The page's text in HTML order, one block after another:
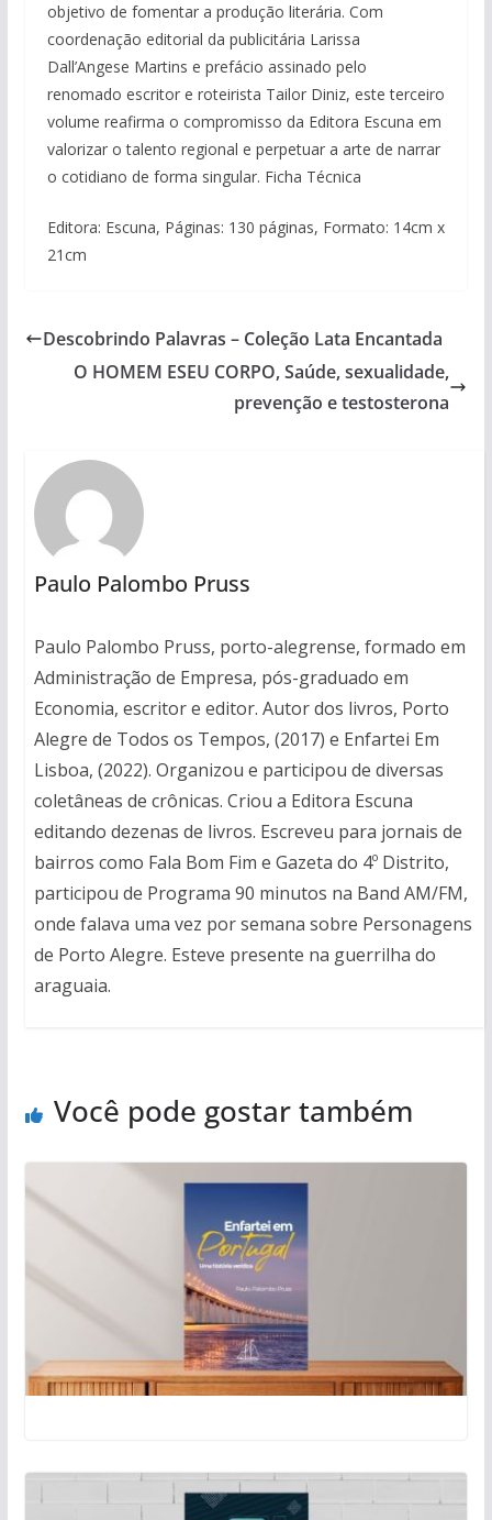
objetivo de fomentar a produção literária. Com
coordenação editorial da publicitária Larissa
Dall’Angese Martins e prefácio assinado pelo
renomado escritor e roteirista Tailor Diniz, este terceiro
volume reafirma o compromisso da Editora Escuna em
valorizar o talento regional e perpetuar a arte de narrar
o cotidiano de forma singular. Ficha Técnica
Editora: Escuna, Páginas: 130 páginas, Formato: 14cm x
21cm
Descobrindo Palavras – Coleção Lata Encantada
O HOMEM ESEU CORPO, Saúde, sexualidade,
prevenção e testosterona
Paulo Palombo Pruss
Paulo Palombo Pruss, porto-alegrense, formado em
Administração de Empresa, pós-graduado em
Economia, escritor e editor. Autor dos livros, Porto
Alegre de Todos os Tempos, (2017) e Enfartei Em
Lisboa, (2022). Organizou e participou de diversas
coletâneas de crônicas. Criou a Editora Escuna
editando dezenas de livros. Escreveu para jornais de
bairros como Fala Bom Fim e Gazeta do 4º Distrito,
participou de Programa 90 minutos na Band AM/FM,
onde falava uma vez por semana sobre Personagens
de Porto Alegre. Esteve presente na guerrilha do
araguaia.
Você pode gostar também